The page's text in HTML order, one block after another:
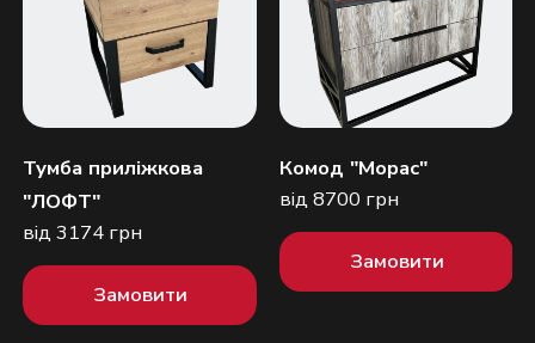
Тумба приліжкова
"ЛОФТ"
від 3174 грн
Замовити
Комод "Морас"
від 8700 грн
Замовити
Надіслати